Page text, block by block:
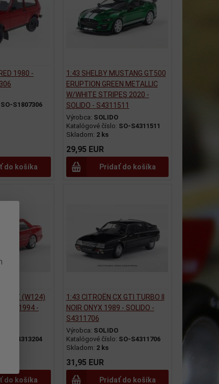
1980 -
SO-S1807306
do košíka
1:43 SHELBY MUSTANG GT500
ERUPTION GREEN METALLIC
W/WHITE STRIPES 2020 -
SOLIDO - S4311511
Výrobca: SOLIDO
Katalógové číslo: SO-S4311511
Skladom: 2 ks
29,95 EUR
Pridať do košíka
BENZ (W124)
RED 1994 -
SO-S4313204
do košíka
1:43 CITROËN CX GTI TURBO II
NOIR ONYX 1989 - SOLIDO -
S4311706
Výrobca: SOLIDO
Katalógové číslo: SO-S4311706
Skladom: 2 ks
31,95 EUR
Pridať do košíka